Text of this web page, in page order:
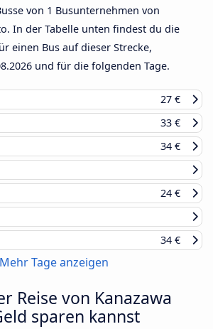
von 1 Busunternehmen von
In der Tabelle unten findest du die
einen Bus auf dieser Strecke,
und für die folgenden Tage.
27 €
33 €
34 €
24 €
34 €
Mehr Tage anzeigen
Reise von Kanazawa
sparen kannst